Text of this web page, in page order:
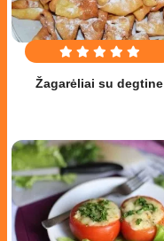
Žagarėliai su degtine